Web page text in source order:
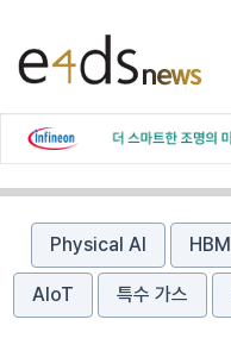
Physical AI HBM
AIoT 특수 가스